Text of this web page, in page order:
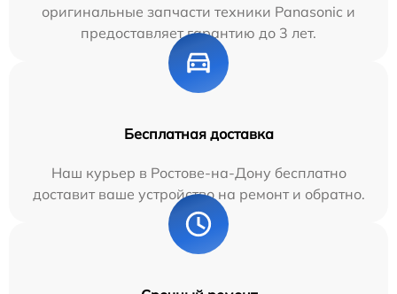
оригинальные запчасти техники Panasonic и
предоставляет гарантию до 3 лет.
Бесплатная доставка
Наш курьер в Ростове-на-Дону бесплатно
доставит ваше устройство на ремонт и обратно.